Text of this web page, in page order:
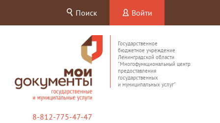
Поиск Войти
Государственное
бюджетное учреждение
Ленинградской области
"Многофункциональный центр
предоставления
государственных
и муниципальных услуг"
8-812-775-47-47